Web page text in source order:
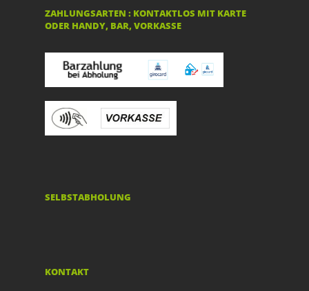
ZAHLUNGSARTEN : KONTAKTLOS MIT KARTE
ODER HANDY, BAR, VORKASSE
SELBSTABHOLUNG
KONTAKT